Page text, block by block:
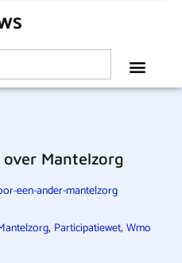
Mantelzorg
een-ander-mantelzorg
, Participatiewet, Wmo